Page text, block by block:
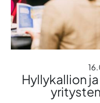
Hyllykallion